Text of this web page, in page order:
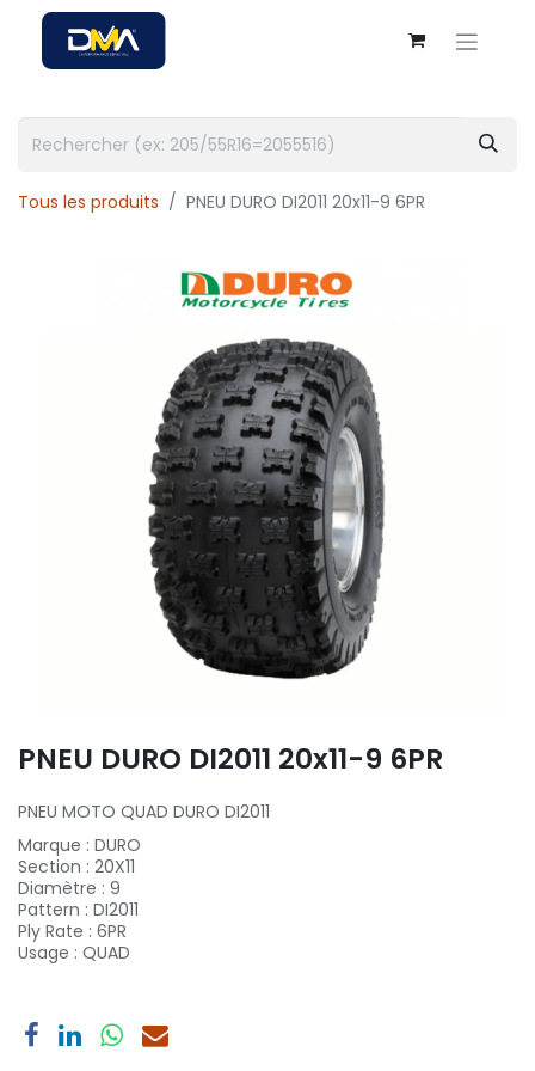
Tous les produits PNEU DURO DI2011 20x11-9 6PR
PNEU DURO DI2011 20x11-9 6PR
PNEU MOTO QUAD DURO DI2011
Marque : DURO
Section : 20X11
Diamètre : 9
Pattern : DI2011
Ply Rate : 6PR
Usage : QUAD